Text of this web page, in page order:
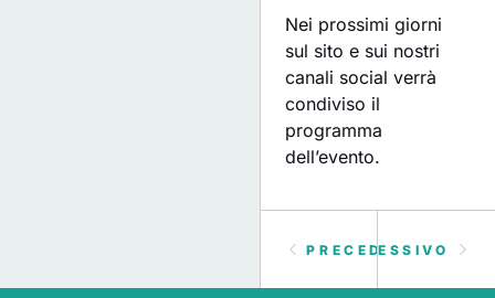
Nei prossimi giorni
sul sito e sui nostri
canali social verrà
condiviso il
programma
dell’evento.
PRECEDENTE
SUCCESSIVO